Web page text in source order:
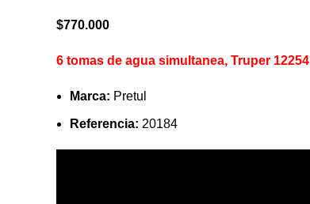
$770.000
6 tomas de agua simultanea, Truper 12254
Marca: Pretul
Referencia: 20184